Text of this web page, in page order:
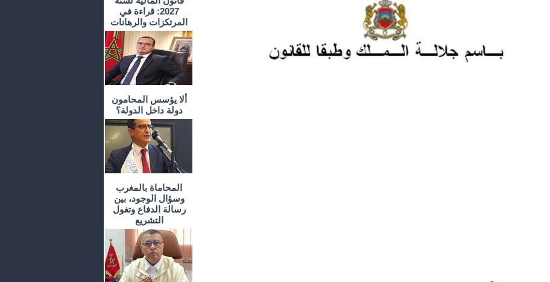
2027: قراءة في
المرتكزات والرهانات
ألا يؤسس المحامون
دولة داخل الدولة؟
المحاماة بالمغرب
وسؤال الوجود، بين
رسالة الدفاع وتغول
التشريع